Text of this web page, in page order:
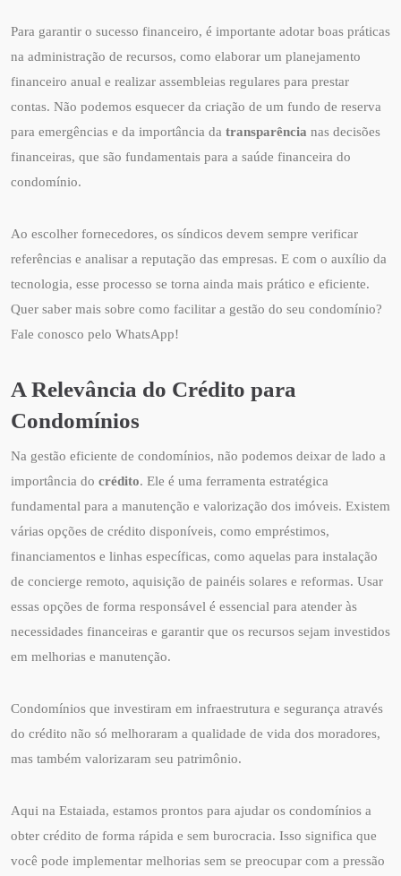
Para garantir o sucesso financeiro, é importante adotar boas práticas
na administração de recursos, como elaborar um planejamento
financeiro anual e realizar assembleias regulares para prestar
contas. Não podemos esquecer da criação de um fundo de reserva
para emergências e da importância da transparência nas decisões
financeiras, que são fundamentais para a saúde financeira do
condomínio.
Ao escolher fornecedores, os síndicos devem sempre verificar
referências e analisar a reputação das empresas. E com o auxílio da
tecnologia, esse processo se torna ainda mais prático e eficiente.
Quer saber mais sobre como facilitar a gestão do seu condomínio?
Fale conosco pelo WhatsApp!
A Relevância do Crédito para
Condomínios
Na gestão eficiente de condomínios, não podemos deixar de lado a
importância do crédito. Ele é uma ferramenta estratégica
fundamental para a manutenção e valorização dos imóveis. Existem
várias opções de crédito disponíveis, como empréstimos,
financiamentos e linhas específicas, como aquelas para instalação
de concierge remoto, aquisição de painéis solares e reformas. Usar
essas opções de forma responsável é essencial para atender às
necessidades financeiras e garantir que os recursos sejam investidos
em melhorias e manutenção.
Condomínios que investiram em infraestrutura e segurança através
do crédito não só melhoraram a qualidade de vida dos moradores,
mas também valorizaram seu patrimônio.
Aqui na Estaiada, estamos prontos para ajudar os condomínios a
obter crédito de forma rápida e sem burocracia. Isso significa que
você pode implementar melhorias sem se preocupar com a pressão